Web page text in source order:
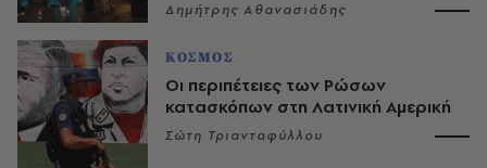
Δημήτρης Αθανασιάδης
ΚΟΣΜΟΣ
Οι περιπέτειες των Ρώσων
κατασκόπων στη Λατινική Αμερική
Σώτη Τριανταφύλλου